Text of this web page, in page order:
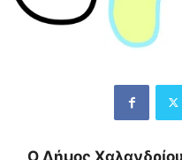
Ο Δήμος